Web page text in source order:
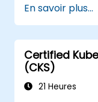
https://
ckad/
En savoir plus...
Certified
(CKS)
21 Heures